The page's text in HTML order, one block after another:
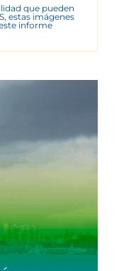
que pueden
estas imágenes
informe